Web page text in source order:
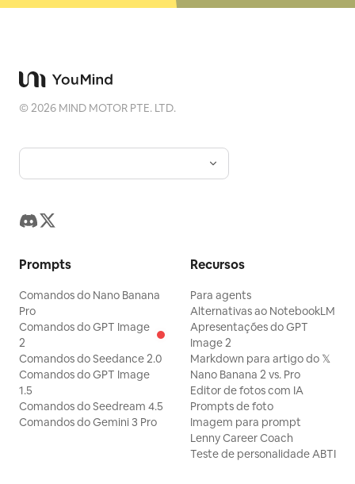
©2026 MIND MOTOR PTE. LTD.
Prompts
Comandos do Nano Banana
Pro
Comandos do GPT Image
2
Comandos do Seedance 2.0
Comandos do GPT Image
1.5
Comandos do Seedream 4.5
Comandos do Gemini 3 Pro
Recursos
Para agents
Alternativas ao NotebookLM
Apresentações do GPT
Image 2
Markdown para artigo do 𝕏
Nano Banana 2 vs. Pro
Editor de fotos com IA
Prompts de foto
Imagem para prompt
Lenny Career Coach
Teste de personalidade ABTI